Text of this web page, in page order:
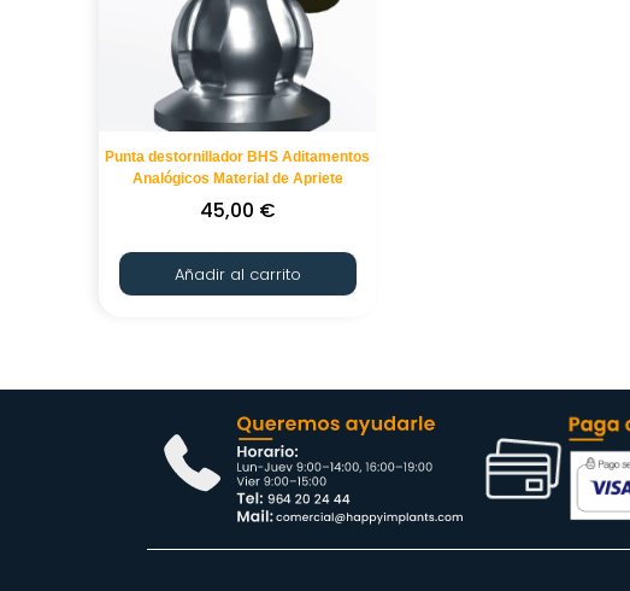
Punta destornillador BHS Aditamentos
Analógicos Material de Apriete
45,00 €
Añadir al carrito